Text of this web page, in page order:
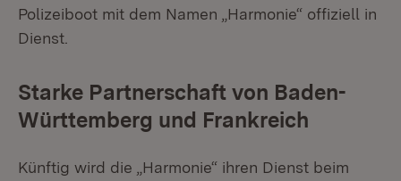
Polizeiboot mit dem Namen „Harmonie“ offiziell in
Dienst.
Starke Partnerschaft von Baden-
Württemberg und Frankreich
Künftig wird die „Harmonie“ ihren Dienst beim